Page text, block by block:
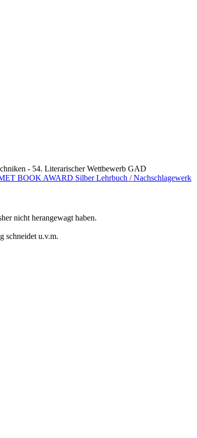
- 54. Literarischer Wettbewerb GAD
nicht herangewagt haben.
schneidet u.v.m.